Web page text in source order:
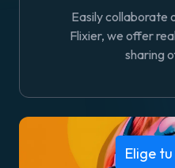
Easily collaborate
Flixier, we offer
sharing
Elige